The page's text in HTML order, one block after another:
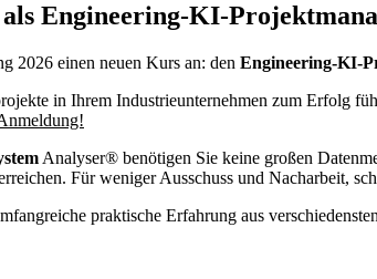
Engineering-KI-
2026 einen neuen Kurs an: den Engineering-KI-
in Ihrem Industrieunternehmen zum Erfolg
Analyser® benötigen Sie keine großen
Für weniger Ausschuss und Nacharbeit,
praktische Erfahrung aus verschiedensten